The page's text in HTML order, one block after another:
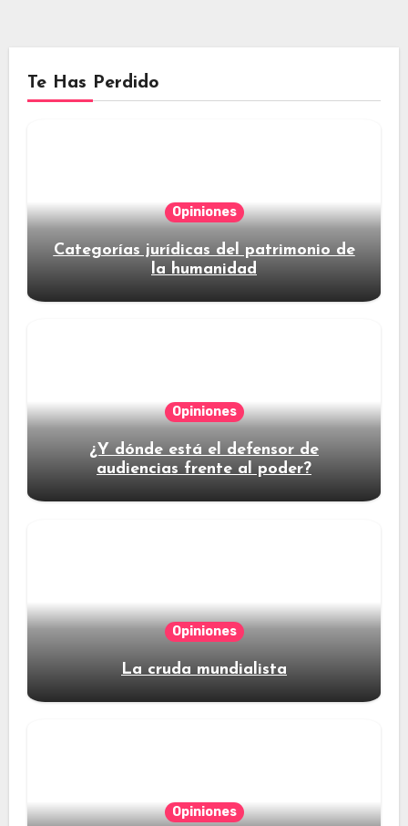
Te Has Perdido
Opiniones
Categorías jurídicas del patrimonio de
la humanidad
Opiniones
¿Y dónde está el defensor de
audiencias frente al poder?
Opiniones
La cruda mundialista
Opiniones